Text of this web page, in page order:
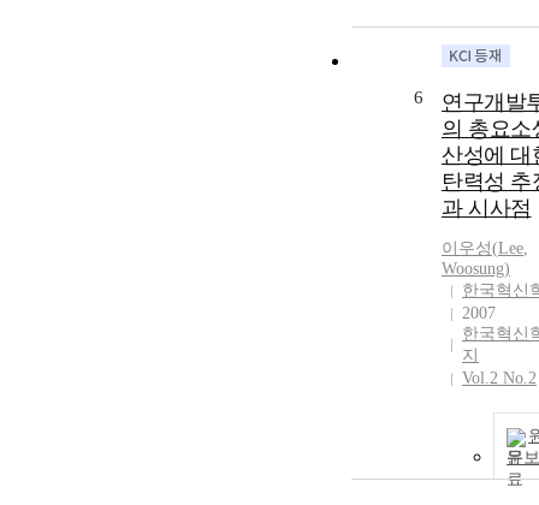
6
연구개발
의 총요소
산성에 대
탄력성 추
과 시사점
이우성(Lee,
Woosung)
한국혁신
2007
한국혁신
지
Vol.2 No.2
문